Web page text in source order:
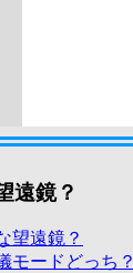
遠鏡？
望遠鏡？
モードどっち？